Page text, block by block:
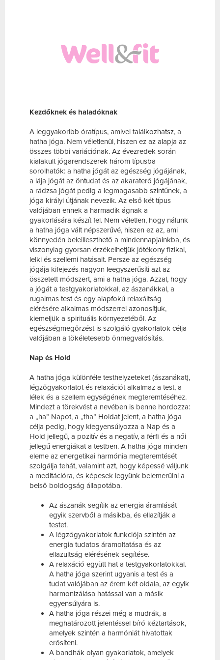
Kezdőknek és haladóknak
A leggyakoribb óratípus, amivel találkozhatsz, a
hatha jóga. Nem véletlenül, hiszen ez az alapja az
összes többi variációnak. Az évezredek során
kialakult jógarendszerek három típusba
sorolhatók: a hatha jógát az egészség jógájának,
a lája jógát az öntudat és az akaraterő jógájának,
a rádzsa jógát pedig a legmagasabb szintűnek, a
jóga királyi útjának nevezik. Az első két típus
valójában ennek a harmadik ágnak a
gyakorlására készít fel. Nem véletlen, hogy nálunk
a hatha jóga vált népszerűvé, hiszen ez az, ami
könnyedén beleilleszthető a mindennapjainkba, és
viszonylag gyorsan érzékelhetjük jótékony fizikai,
lelki és szellemi hatásait. Persze az egészség
jógája kifejezés nagyon leegyszerűsíti azt az
összetett módszert, ami a hatha jóga. Azzal, hogy
a jógát a testgyakorlatokkal, az ászanákkal, a
rugalmas test és egy alapfokú relaxáltság
elérésére alkalmas módszerrel azonosítjuk,
kiemeljük a spirituális környezetéből. Az
egészségmegőrzést is szolgáló gyakorlatok célja
valójában a tökéletesebb önmegvalósítás.
Nap és Hold
A hatha jóga különféle testhelyzeteket (ászanákat),
légzőgyakorlatot és relaxációt alkalmaz a test, a
lélek és a szellem egységének megteremtéséhez.
Mindezt a törekvést a nevében is benne hordozza:
a „ha” Napot, a „tha” Holdat jelent, a hatha jóga
célja pedig, hogy kiegyensúlyozza a Nap és a
Hold jellegű, a pozitív és a negatív, a férfi és a női
jellegű energiákat a testben. A hatha jóga minden
eleme az energetikai harmónia megteremtését
szolgálja tehát, valamint azt, hogy képessé váljunk
a meditációra, és képesek legyünk belemerülni a
belső boldogság állapotába.
Az ászanák segítik az energia áramlását
egyik szervből a másikba, és ellazítják a
testet.
A légzőgyakorlatok funkciója szintén az
energia tudatos áramoltatása és az
ellazultság elérésének segítése.
A relaxáció együtt hat a testgyakorlatokkal.
A hatha jóga szerint ugyanis a test és a
tudat valójában az érem két oldala, az egyik
harmonizálása hatással van a másik
egyensúlyára is.
A hatha jóga részei még a mudrák, a
meghatározott jelentéssel bíró kéztartások,
amelyek szintén a harmóniát hivatottak
erősíteni.
A bandhák olyan gyakorlatok, amelyek